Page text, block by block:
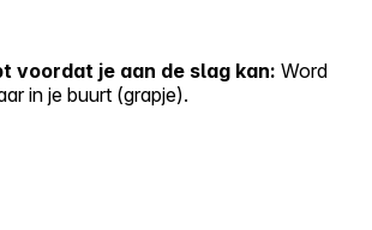
voordat je aan de slag kan: Word
in je buurt (grapje).